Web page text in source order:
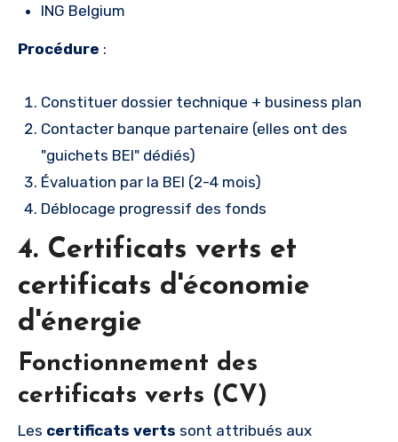
ING Belgium
Procédure :
Constituer dossier technique + business plan
Contacter banque partenaire (elles ont des
"guichets BEI" dédiés)
Évaluation par la BEI (2-4 mois)
Déblocage progressif des fonds
4. Certificats verts et
certificats d'économie
d'énergie
Fonctionnement des
certificats verts (CV)
Les certificats verts sont attribués aux